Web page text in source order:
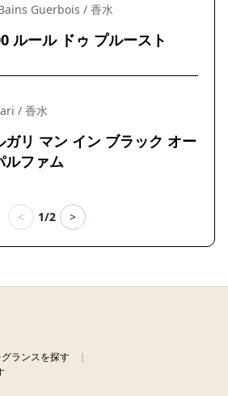
Guerbois / 香水
ルール ドゥ プルースト
/ 香水
ガリ マン イン ブラック オー
ルファム
< 1/2 >
ランスを探す